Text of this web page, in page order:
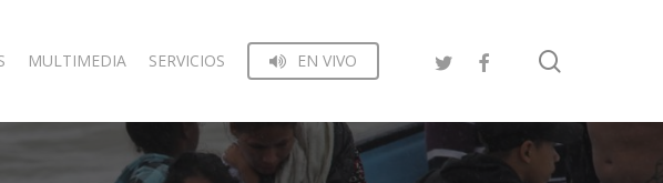
MULTIMEDIA SERVICIOS EN VIVO